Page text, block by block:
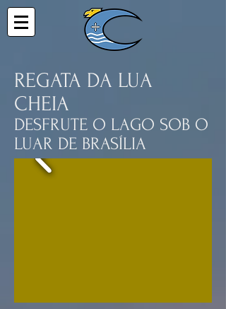
REGATA DA LUA
CHEIA
DESFRUTE O LAGO SOB O
LUAR DE BRASÍLIA